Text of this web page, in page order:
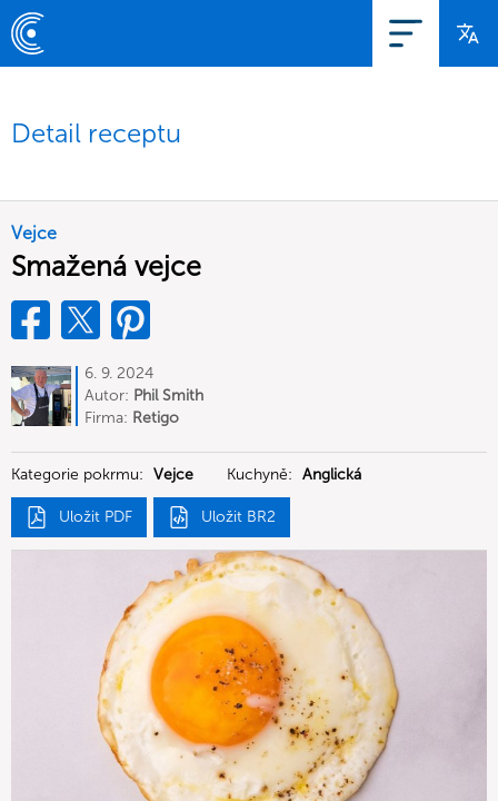
Detail receptu
Vejce
Smažená vejce
6. 9. 2024
Autor: Phil Smith
Firma: Retigo
Kategorie pokrmu: Vejce Kuchyně: Anglická
Uložit PDF Uložit BR2